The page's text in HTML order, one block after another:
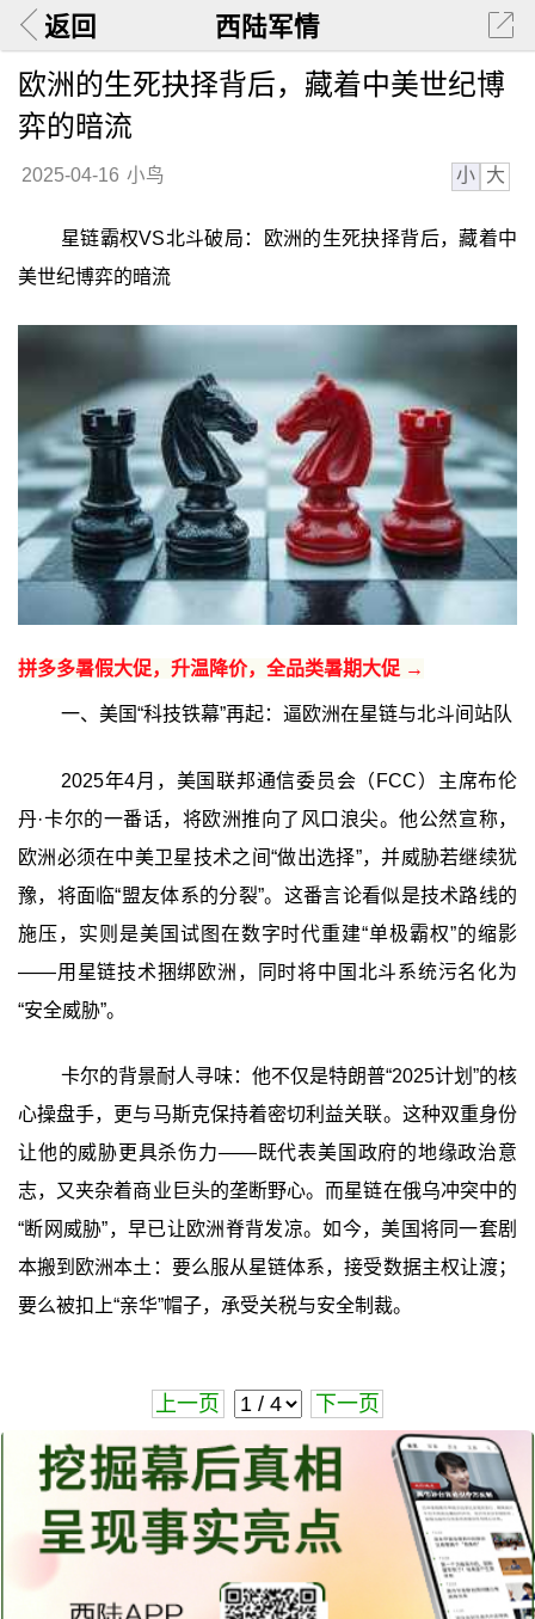
返回 西陆军情
欧洲的生死抉择背后，藏着中美世纪博
弈的暗流
2025-04-16 小鸟 小 大
星链霸权VS北斗破局：欧洲的生死抉择背后，藏着中
美世纪博弈的暗流
拼多多暑假大促，升温降价，全品类暑期大促 →
一、美国“科技铁幕”再起：逼欧洲在星链与北斗间站队
2025年4月，美国联邦通信委员会（FCC）主席布伦
丹·卡尔的一番话，将欧洲推向了风口浪尖。他公然宣称，
欧洲必须在中美卫星技术之间“做出选择”，并威胁若继续犹
豫，将面临“盟友体系的分裂”。这番言论看似是技术路线的
施压，实则是美国试图在数字时代重建“单极霸权”的缩影
——用星链技术捆绑欧洲，同时将中国北斗系统污名化为
“安全威胁”。
卡尔的背景耐人寻味：他不仅是特朗普“2025计划”的核
心操盘手，更与马斯克保持着密切利益关联。这种双重身份
让他的威胁更具杀伤力——既代表美国政府的地缘政治意
志，又夹杂着商业巨头的垄断野心。而星链在俄乌冲突中的
“断网威胁”，早已让欧洲脊背发凉。如今，美国将同一套剧
本搬到欧洲本土：要么服从星链体系，接受数据主权让渡；
要么被扣上“亲华”帽子，承受关税与安全制裁。
上一页 下一页